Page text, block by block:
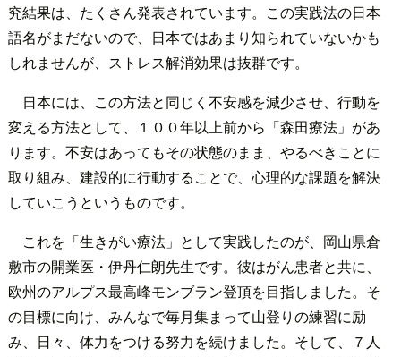
究結果は、たくさん発表されています。この実践法の日本
語名がまだないので、日本ではあまり知られていないかも
しれませんが、ストレス解消効果は抜群です。
日本には、この方法と同じく不安感を減少させ、行動を
変える方法として、１００年以上前から「森田療法」があ
ります。不安はあってもその状態のまま、やるべきことに
取り組み、建設的に行動することで、心理的な課題を解決
していこうというものです。
これを「生きがい療法」として実践したのが、岡山県倉
敷市の開業医・伊丹仁朗先生です。彼はがん患者と共に、
欧州のアルプス最高峰モンブラン登頂を目指しました。そ
の目標に向け、みんなで毎月集まって山登りの練習に励
み、日々、体力をつける努力を続けました。そして、７人